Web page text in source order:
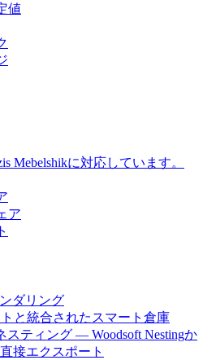
値
Mebelshikに対応しています。
ア
ダリング
と統合されたスマート倉庫
スティング — Woodsoft Nestingか
接エクスポート